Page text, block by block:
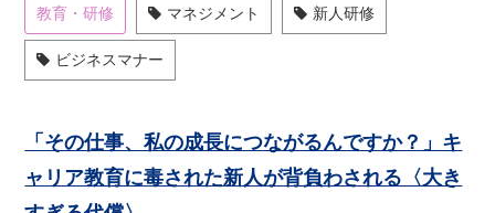
教育・研修 マネジメント 新人研修
ビジネスマナー
「その仕事、私の成長につながるんですか？」キ
ャリア教育に毒された新人が背負わされる〈大き